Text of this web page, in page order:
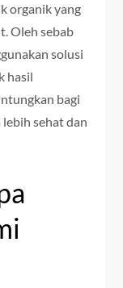
organik yang
Oleh sebab
solusi
hasil
bagi
lebih sehat dan